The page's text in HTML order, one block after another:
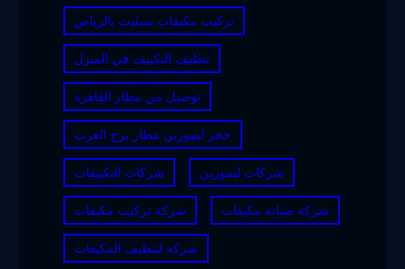
تركيب مكيفات سبليت بالرياض
تنظيف التكييف في المنزل
توصيل من مطار القاهرة
حجز ليموزين مطار برج العرب
شركات التكييفات شركات ليموزين
شركة تركيب مكيفات شركة صيانة مكيفات
شركة لتنظيف المكيفات